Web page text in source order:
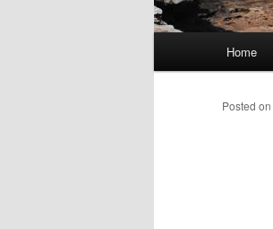
Skip
to
Home
Posted on